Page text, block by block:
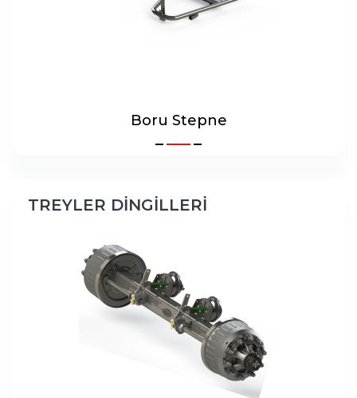
Boru Stepne
TREYLER DİNGİLLERİ